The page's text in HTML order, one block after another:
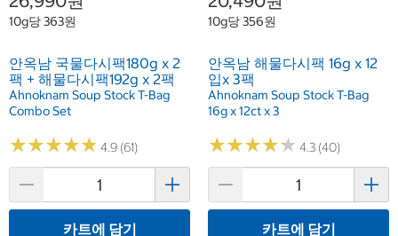
10g당 363원
안옥남 국물다시팩180g x 2
팩 + 해물다시팩192g x 2팩
Ahnoknam Soup Stock T-Bag
Combo Set
★★★★★
★★★★★ 4.9 (61)
카트에 담기
10g당 356원
안옥남 해물다시팩 16g x 12
입x 3팩
Ahnoknam Soup Stock T-Bag
16g x 12ct x 3
★★★★★
★★★★★ 4.3 (40)
카트에 담기